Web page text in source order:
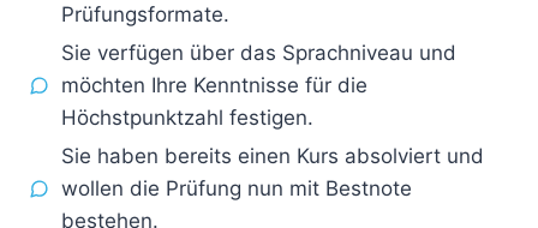
Prüfungsformate.
Sie verfügen über das Sprachniveau und
möchten Ihre Kenntnisse für die
Höchstpunktzahl festigen.
Sie haben bereits einen Kurs absolviert und
wollen die Prüfung nun mit Bestnote
bestehen.